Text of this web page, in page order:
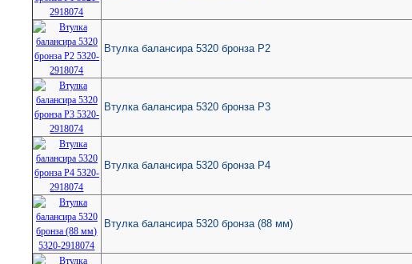
Втулка балансира 5320 бронза Р2
Втулка балансира 5320 бронза Р3
Втулка балансира 5320 бронза Р4
Втулка балансира 5320 бронза (88 мм)